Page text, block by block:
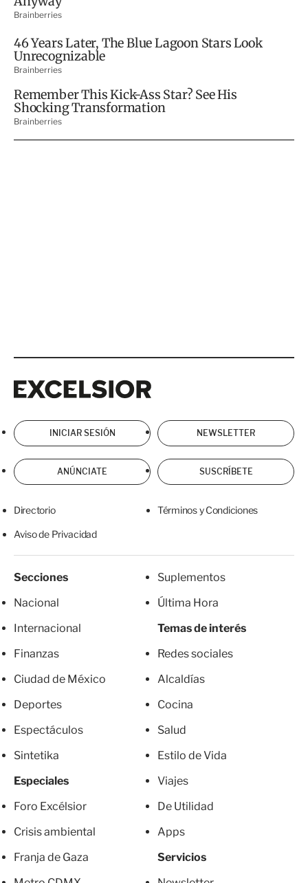
INICIAR SESIÓN NEWSLETTER
ANÚNCIATE SUSCRÍBETE
Directorio Términos y Condiciones
Aviso de Privacidad
Secciones
Nacional
Internacional
Finanzas
Ciudad de México
Deportes
Espectáculos
Sintetika
Especiales
Foro Excélsior
Crisis ambiental
Franja de Gaza
Suplementos
Última Hora
Temas de interés
Redes sociales
Alcaldías
Cocina
Salud
Estilo de Vida
Viajes
De Utilidad
Apps
Servicios